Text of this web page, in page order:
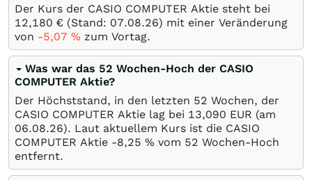
Der Kurs der CASIO COMPUTER Aktie steht bei
12,180 € (Stand: 07.08.26) mit einer Veränderung
von -5,07 % zum Vortag.
Was war das 52 Wochen-Hoch der CASIO
COMPUTER Aktie?
Der Höchststand, in den letzten 52 Wochen, der
CASIO COMPUTER Aktie lag bei 13,090 EUR (am
06.08.26). Laut aktuellem Kurs ist die CASIO
COMPUTER Aktie -8,25 % vom 52 Wochen-Hoch
entfernt.